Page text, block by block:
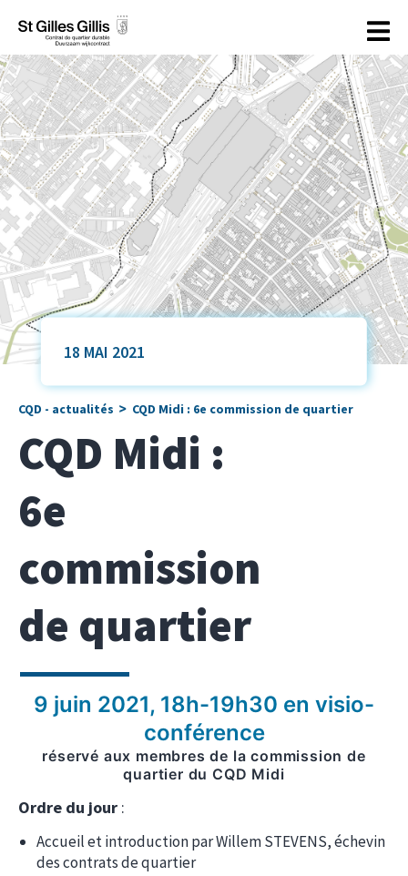
principal
18 MAI 2021
CQD - actualités > CQD Midi : 6e commission de quartier
CQD Midi :
6e
commission
de quartier
9 juin 2021, 18h-19h30 en visio-
conférence
réservé aux membres de la commission de
quartier du CQD Midi
Ordre du jour :
Accueil et introduction par Willem STEVENS, échevin
des contrats de quartier